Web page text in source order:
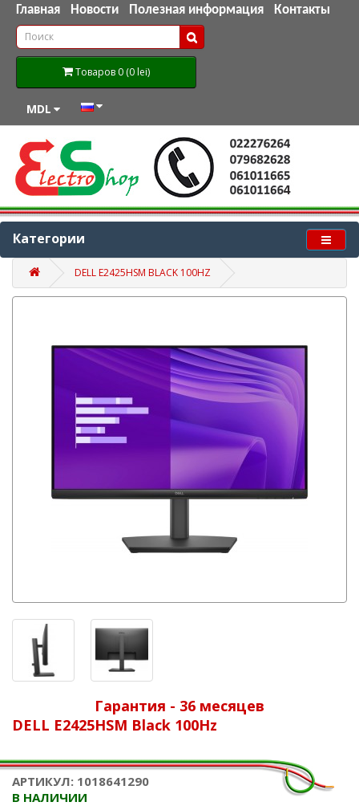
Главная Новости Полезная информация Контакты
Товаров 0 (0 lei)
MDL
Категории
DELL E2425HSM BLACK 100HZ
Гарантия - 36 месяцев
DELL E2425HSM Black 100Hz
АРТИКУЛ: 1018641290
В НАЛИЧИИ